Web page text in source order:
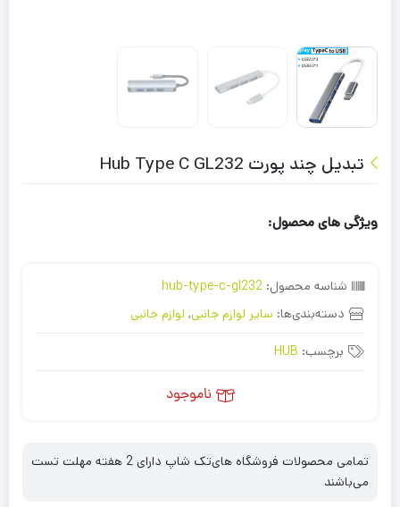
تبدیل چند پورت Hub Type C GL232
ویژگی های محصول:
شناسه محصول: hub-type-c-gl232
دسته‌بندی‌ها: سایر لوازم جانبی, لوازم جانبی
برچسب: HUB
ناموجود
تمامی محصولات فروشگاه های‌تک شاپ دارای 2 هفته مهلت تست
می‌باشند